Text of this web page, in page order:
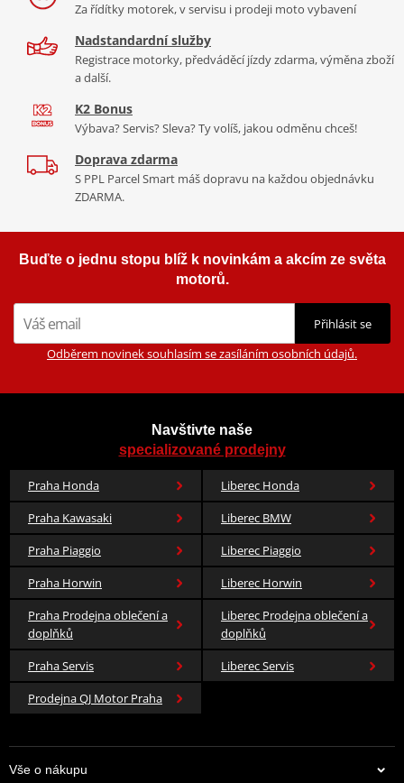
Za řídítky motorek, v servisu i prodeji moto vybavení
Nadstandardní služby
Registrace motorky, předváděcí jízdy zdarma, výměna zboží
a další.
K2 Bonus
Výbava? Servis? Sleva? Ty volíš, jakou odměnu chceš!
Doprava zdarma
S PPL Parcel Smart máš dopravu na každou objednávku
ZDARMA.
Buďte o jednu stopu blíž k novinkám a akcím ze světa
motorů.
Přihlásit se
Odběrem novinek souhlasím se zasíláním osobních údajů.
Navštivte naše
specializované prodejny
Praha Honda
Liberec Honda
Praha Kawasaki
Liberec BMW
Praha Piaggio
Liberec Piaggio
Praha Horwin
Liberec Horwin
Praha Prodejna oblečení a
doplňků
Liberec Prodejna oblečení a
doplňků
Praha Servis
Liberec Servis
Prodejna QJ Motor Praha
Vše o nákupu